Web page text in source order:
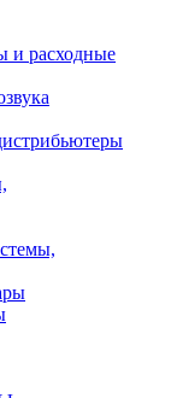
и расходные